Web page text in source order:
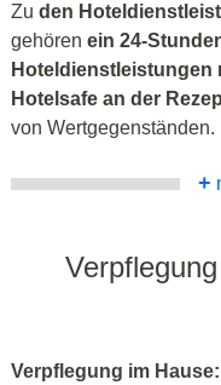
Zu den
gehören ein 24-
Hoteldienstleistungen
Hotelsafe an der
von Wertgegenständen.
+
Verpflegung im Hause: